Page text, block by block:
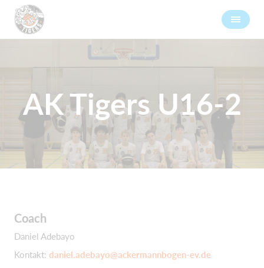
AK Tigers U16-2
Coach
Daniel Adebayo
Kontakt: daniel.adebayo@ackermannbogen-ev.de